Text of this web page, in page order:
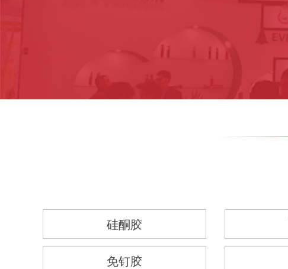
硅酮胶
免钉胶